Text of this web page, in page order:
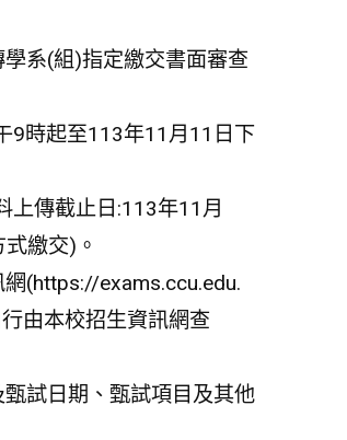
系(組)指定繳交書面審查
9時起至113年11月11日下
上傳截止日:113年11月
繳交)。
(https://exams.ccu.edu.
由本校招生資訊網查
試日期、甄試項目及其他